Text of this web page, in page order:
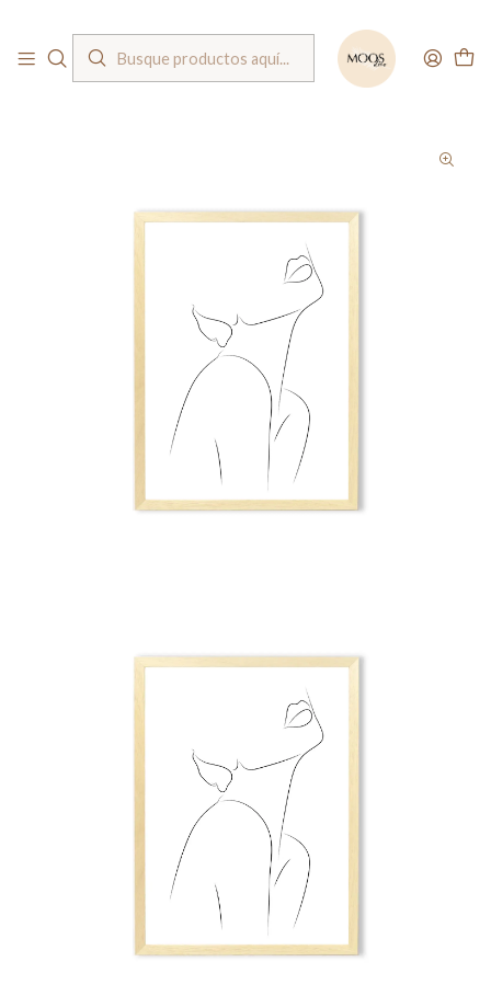
Inicio Cuadros Line art
Cuadro silueta mujer / estilo minimalista / Escoge la medida